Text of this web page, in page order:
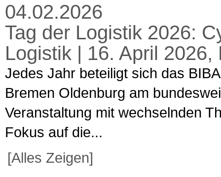
04.02.2026
Tag der Logistik 2026:
Logistik | 16. April 2026,
Jedes Jahr beteiligt sich das
Bremen Oldenburg am
Veranstaltung mit wechselnden
Fokus auf die...
[Alles Zeigen]